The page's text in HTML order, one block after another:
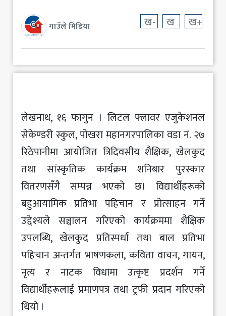
ट्राभल
मनोरञ्जन
खेलकुद
गाउँले मिडिया ख- ख ख+
लेखनाथ, १६ फागुन । लिटल फ्लावर एजुकेशनल
सेकेण्डरी स्कुल, पोखरा महानगरपालिका वडा नं. २७
रिठेपानीमा आयोजित त्रिदिवसीय शैक्षिक, खेलकुद
तथा सांस्कृतिक कार्यक्रम शनिबार पुरस्कार
वितरणसँगै सम्पन्न भएको छ। विद्यार्थीहरूको
बहुआयामिक प्रतिभा पहिचान र प्रोत्साहन गर्ने
उद्देश्यले सञ्चालन गरिएको कार्यक्रममा शैक्षिक
उपलब्धि, खेलकुद प्रतिस्पर्धा तथा बाल प्रतिभा
पहिचान अन्तर्गत भाषणकला, कविता वाचन, गायन,
नृत्य र नाटक विधामा उत्कृष्ट प्रदर्शन गर्ने
विद्यार्थीहरूलाई प्रमाणपत्र तथा ट्रफी प्रदान गरिएको
थियो ।